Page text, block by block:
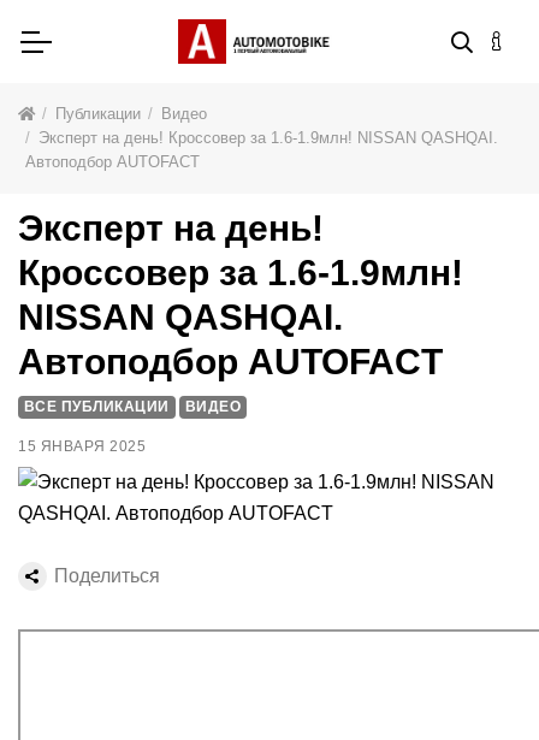
Публикации
Видео
Эксперт на день! Кроссовер за 1.6-1.9млн! NISSAN QASHQAI.
Автоподбор AUTOFACT
Эксперт на день!
Кроссовер за 1.6-1.9млн!
NISSAN QASHQAI.
Автоподбор AUTOFACT
ВСЕ ПУБЛИКАЦИИ ВИДЕО
15 ЯНВАРЯ 2025
Поделиться